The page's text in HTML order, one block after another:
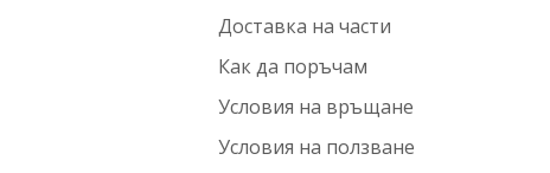
Доставка на части
Как да поръчам
Условия на връщане
Условия на ползване